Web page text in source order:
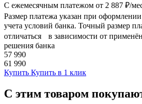
С ежемесячным платежом от 2 887 ₽/
Размер платежа указан при
учета условий банка. Точный размер
отличаться в зависимости от
решения банка
57 990
61 990
Купить Купить в 1 клик
С этим товаром